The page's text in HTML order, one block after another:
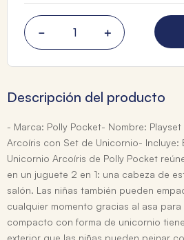
＋
－
Descripción del producto
- Marca: Polly Pocket- Nombre:
Arcoíris con Set de Unicornio- Incluye:
Unicornio Arcoíris de Polly Pocket
en un juguete 2 en 1: una cabeza de
salón. Las niñas también pueden
cualquier momento gracias al asa
compacto con forma de unicornio